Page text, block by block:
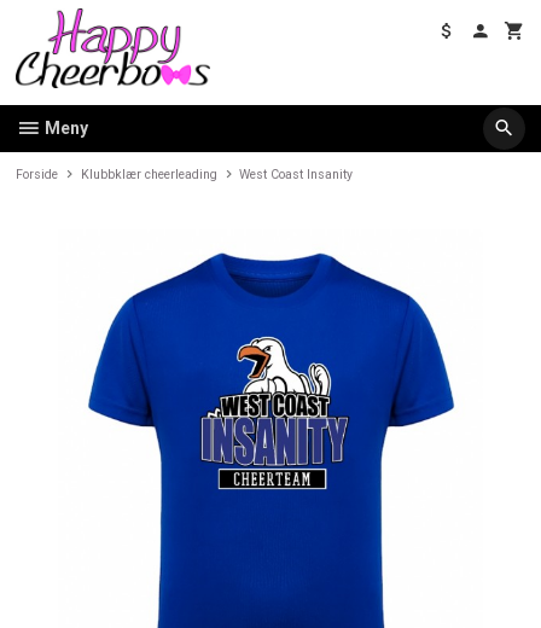
innholdet
Meny
Forside Klubbklær cheerleading West Coast Insanity